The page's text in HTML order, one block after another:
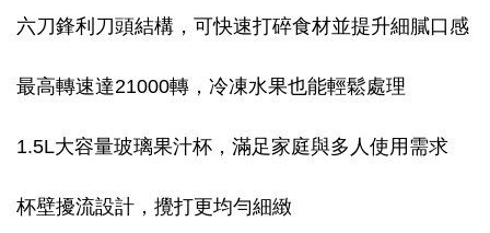
六刀鋒利刀頭結構，可快速打碎食材並提升細膩口感
最高轉速達21000轉，冷凍水果也能輕鬆處理
1.5L大容量玻璃果汁杯，滿足家庭與多人使用需求
杯壁擾流設計，攪打更均勻細緻